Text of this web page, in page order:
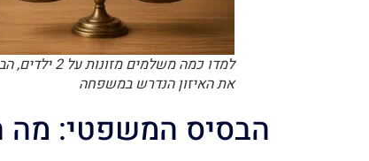
למדו כמה משלמים מזונות על 2
את האיזון הנדרש במשפחה
הבסיס המשפטי: מה